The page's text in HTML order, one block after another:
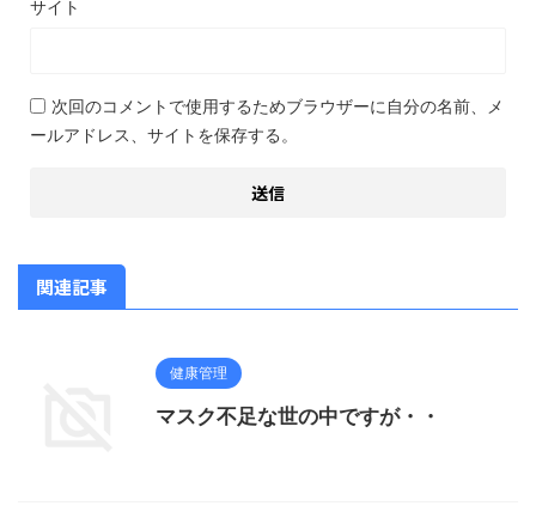
サイト
次回のコメントで使用するためブラウザーに自分の名前、メ
ールアドレス、サイトを保存する。
関連記事
健康管理
マスク不足な世の中ですが・・